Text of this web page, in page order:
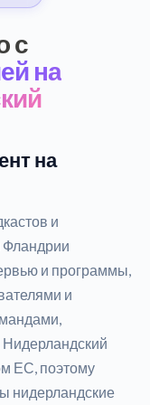
с
на
на
и
и программы,
и
ЕС, поэтому
нидерландские